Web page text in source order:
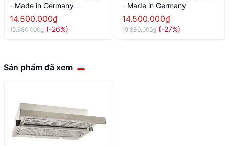
- Made in Germany
14.500.000₫
19.680.000₫ (-26%)
- Made in Germany
14.500.000₫
19.880.000₫ (-27%)
Sản phẩm đã xem